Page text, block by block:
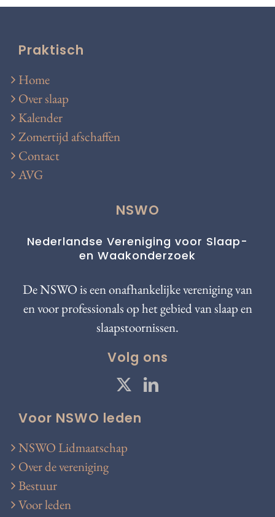
Praktisch
Home
Over slaap
Kalender
Zomertijd afschaffen
Contact
AVG
NSWO
Nederlandse Vereniging voor Slaap-
en Waakonderzoek
De NSWO is een onafhankelijke vereniging van
en voor professionals op het gebied van slaap en
slaapstoornissen.
Volg ons
Voor NSWO leden
NSWO Lidmaatschap
Over de vereniging
Bestuur
Voor leden